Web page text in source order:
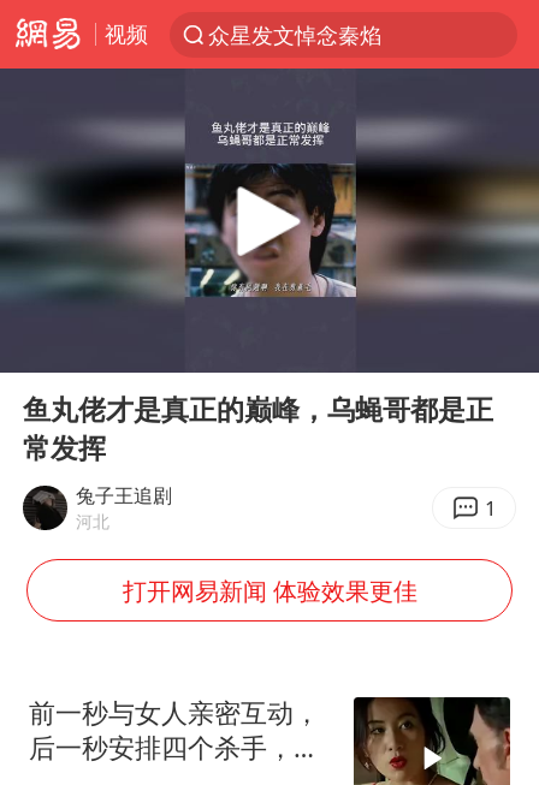
视频
众星发文悼念秦焰
大连一起飞航班因乘客可乐爆瓶折返
费大厨不自称“大王”了
血指纹匹配成功，20年悬案告破！凶手被执行死刑
辽宁28名务农人员中暑死亡？官方辟谣
“还不如不放假”
武契奇：欧洲已处于大战边缘
部分银行上调存款利率
货车高速制动失灵 交警护航化险为夷
朱一龙的鼻子怎么了
成都多趟列车临时停运
Play
鱼丸佬才是真正的巅峰，乌蝇哥都是正
常发挥
兔子王追剧
河北 1
打开网易新闻 体验效果更佳
前一秒与女人亲密互动，
后一秒安排四个杀手，目